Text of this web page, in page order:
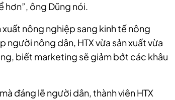
hơn”, ông Dũng nói.
nông nghiệp sang kinh tế nông
người nông dân, HTX vừa sản xuất vừa
biết marketing sẽ giảm bớt các khâu
đáng lẽ người dân, thành viên HTX